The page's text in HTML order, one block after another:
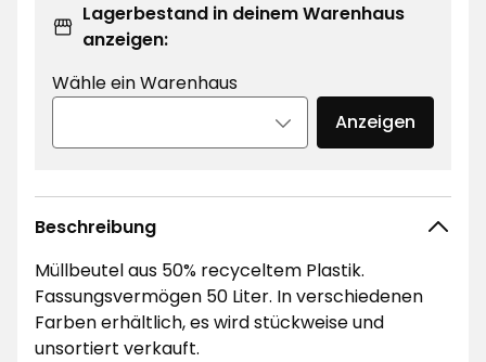
Lagerbestand in deinem Warenhaus
anzeigen:
Wähle ein Warenhaus
Anzeigen
Beschreibung
Müllbeutel aus 50% recyceltem Plastik.
Fassungsvermögen 50 Liter. In verschiedenen
Farben erhältlich, es wird stückweise und
unsortiert verkauft.